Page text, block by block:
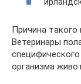
Причина такого
Ветеринары
организма